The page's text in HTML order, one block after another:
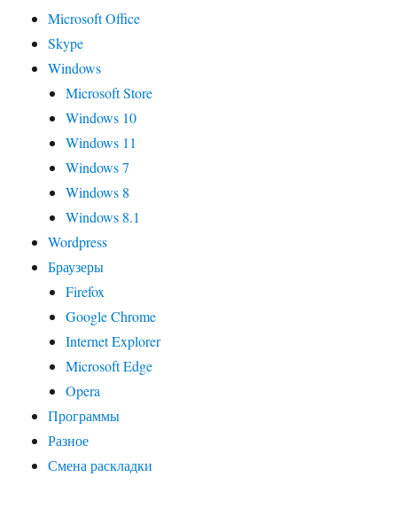
Microsoft Office
Skype
Windows
Microsoft Store
Windows 10
Windows 11
Windows 7
Windows 8
Windows 8.1
Wordpress
Браузеры
Firefox
Google Chrome
Internet Explorer
Microsoft Edge
Opera
Программы
Разное
Смена раскладки